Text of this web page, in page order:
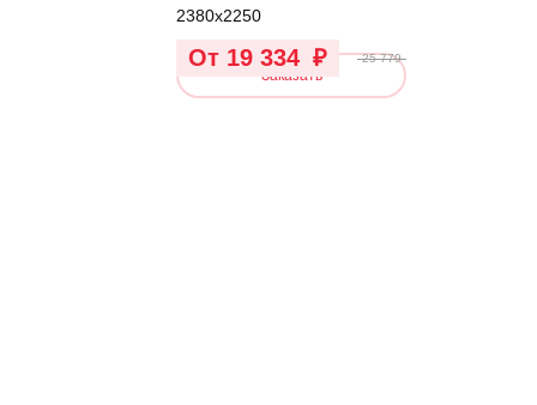
2380х2250
От 19 334 ₽ 25 779
Заказать